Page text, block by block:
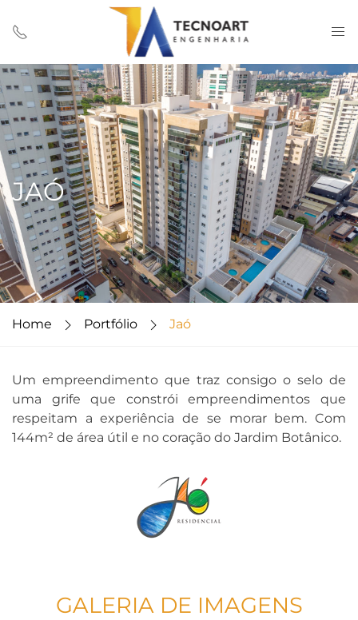
JAÓ
Home Portfólio Jaó
Um empreendimento que traz consigo o selo de
uma grife que constrói empreendimentos que
respeitam a experiência de se morar bem. Com
144m² de área útil e no coração do Jardim Botânico.
GALERIA DE IMAGENS